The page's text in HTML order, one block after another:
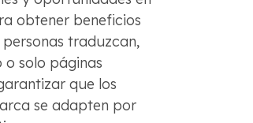
obtener beneficios
traduzcan,
solo páginas
que los
se adapten por